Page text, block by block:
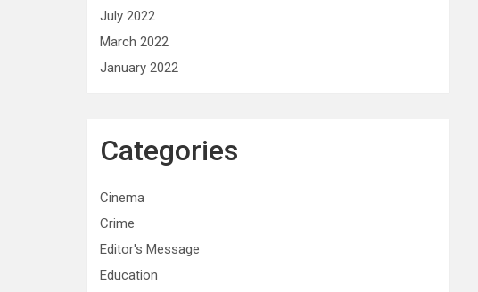
July 2022
March 2022
January 2022
Categories
Cinema
Crime
Editor's Message
Education